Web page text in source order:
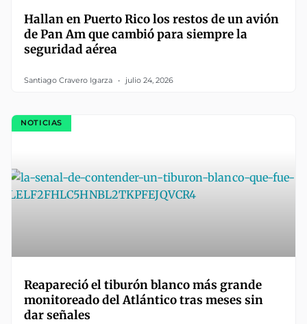
Hallan en Puerto Rico los restos de un avión
de Pan Am que cambió para siempre la
seguridad aérea
Santiago Cravero Igarza julio 24, 2026
NOTICIAS
Reapareció el tiburón blanco más grande
monitoreado del Atlántico tras meses sin
dar señales